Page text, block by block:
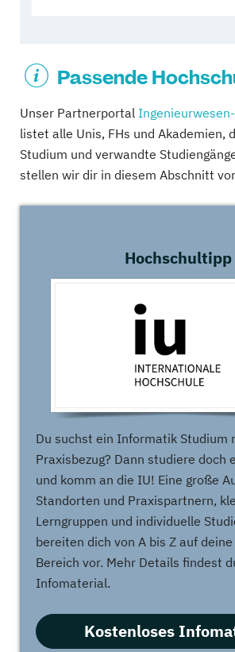
Passende
Unser Partnerportal
listet alle Unis, FHs und Akademien,
Studium und verwandte
stellen wir dir in diesem Abschnitt
Hochschultipp
Du suchst ein Informatik Studium
Praxisbezug? Dann studiere doch
und komm an die IU! Eine große
Standorten und Praxispartnern,
Lerngruppen und individuelle
bereiten dich von A bis Z auf
Bereich vor. Mehr Details findest
Infomaterial.
Kostenloses